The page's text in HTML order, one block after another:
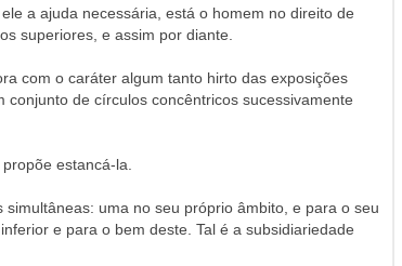
a ajuda necessária, está o homem no direito de
superiores, e assim por diante.
com o caráter algum tanto hirto das exposições
de círculos concêntricos sucessivamente
estancá-la.
uma no seu próprio âmbito, e para o seu
e para o bem deste. Tal é a subsidiariedade